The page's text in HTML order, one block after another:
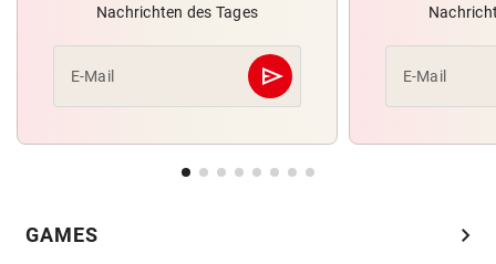
Nachrichten des Tages
E-Mail send
Abschicken E-Mail
GAMES chevron_right